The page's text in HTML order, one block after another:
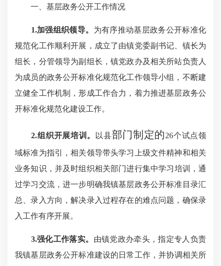
一、基层政务公开工作情况
1.加强组织领导。 为有序推动基层政务公开标准化
规范化工作顺利开展，成立了由镇党委副书记、镇长为
组长， 分管领导为副组长，镇党政办及相关所站负责人
为成员的政务公开标准化规范化工作领导小组，不断建
立健全工作机制，形成工作合力， 着力推进基层政务公
开标准化规范化建设工作。
2.组织开展培训 。 以县部门制定的26个试点领
域标准为指引，相关领导带头学习上级文件精神和相关
业务知识 ， 并及时组织相关部门进行集中学习培训
，通
过学习交流，进一步明确我镇基层政务公开标准目录汇
总、录入方向，解决录入过程存在的难点问题，确保录
入工作有序开展。
3.强化工作落实。 由镇党政办牵头，指定专人负责
我镇基层政务公开标准建设的日常工作，并协调相关所